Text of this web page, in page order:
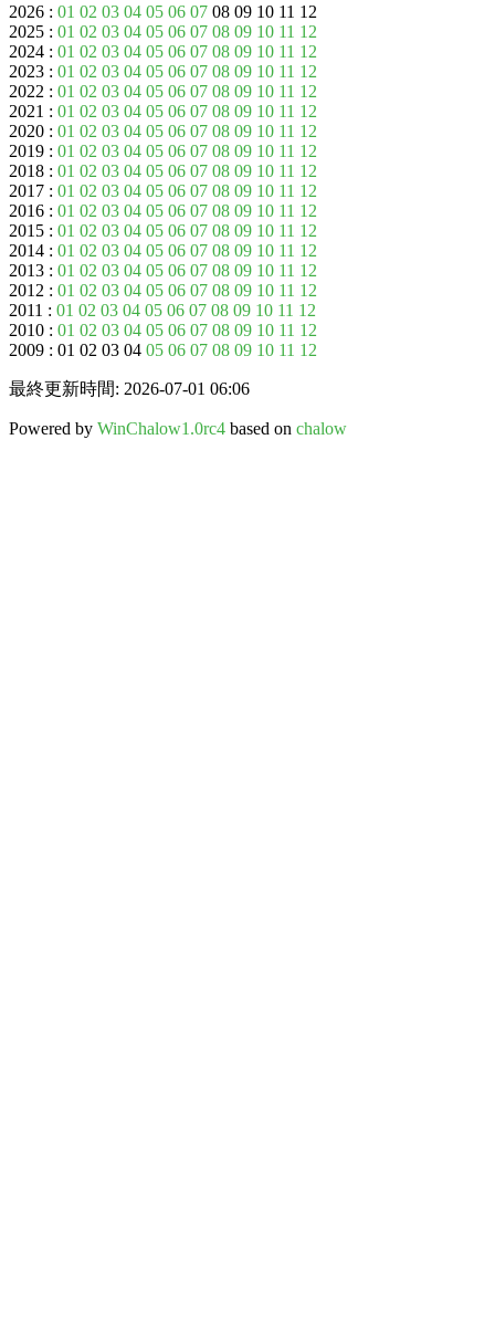
2026 : 01 02 03 04 05 06 07 08 09 10 11 12
2025 : 01 02 03 04 05 06 07 08 09 10 11 12
2024 : 01 02 03 04 05 06 07 08 09 10 11 12
2023 : 01 02 03 04 05 06 07 08 09 10 11 12
2022 : 01 02 03 04 05 06 07 08 09 10 11 12
2021 : 01 02 03 04 05 06 07 08 09 10 11 12
2020 : 01 02 03 04 05 06 07 08 09 10 11 12
2019 : 01 02 03 04 05 06 07 08 09 10 11 12
2018 : 01 02 03 04 05 06 07 08 09 10 11 12
2017 : 01 02 03 04 05 06 07 08 09 10 11 12
2016 : 01 02 03 04 05 06 07 08 09 10 11 12
2015 : 01 02 03 04 05 06 07 08 09 10 11 12
2014 : 01 02 03 04 05 06 07 08 09 10 11 12
2013 : 01 02 03 04 05 06 07 08 09 10 11 12
2012 : 01 02 03 04 05 06 07 08 09 10 11 12
2011 : 01 02 03 04 05 06 07 08 09 10 11 12
2010 : 01 02 03 04 05 06 07 08 09 10 11 12
2009 : 01 02 03 04 05 06 07 08 09 10 11 12
最終更新時間: 2026-07-01 06:06
Powered by WinChalow1.0rc4 based on chalow